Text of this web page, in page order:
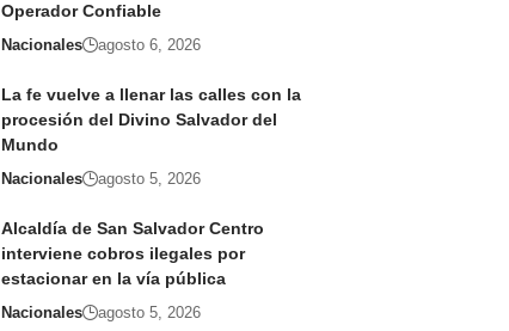
Operador Confiable
Nacionales agosto 6, 2026
La fe vuelve a llenar las calles con la
procesión del Divino Salvador del
Mundo
Nacionales agosto 5, 2026
Alcaldía de San Salvador Centro
interviene cobros ilegales por
estacionar en la vía pública
Nacionales agosto 5, 2026